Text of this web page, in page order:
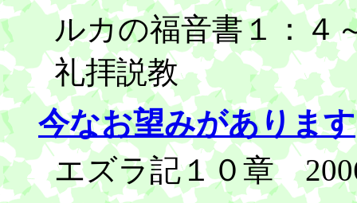
ルカの福音書１：４
礼拝説教
今なお望みがあります
エズラ記１０章